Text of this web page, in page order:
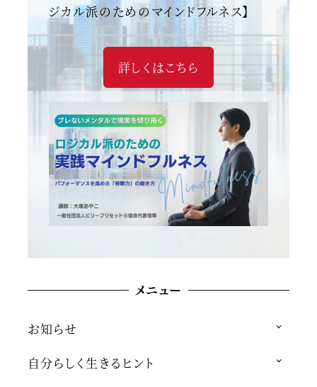
ジカル派のためのマインドフルネス】
詳しくはこちら
メニュー
お知らせ
自分らしく生きるヒント